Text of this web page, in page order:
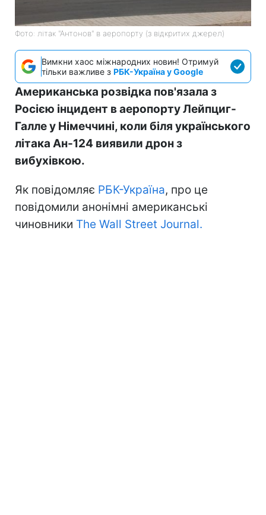
Фото: літак "Антонов" в аеропорту (з відкритих джерел)
Вимкни хаос міжнародних новин! Отримуй
тільки важливе з РБК-Україна у Google
Американська розвідка пов'язала з
Росією інцидент в аеропорту Лейпциг-
Галле у Німеччині, коли біля українського
літака Ан-124 виявили дрон з
вибухівкою.
Як повідомляє РБК-Україна, про це
повідомили анонімні американські
чиновники The Wall Street Journal.